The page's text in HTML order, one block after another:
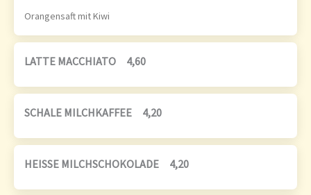
Orangensaft mit Kiwi
LATTE MACCHIATO 4,60
SCHALE MILCHKAFFEE 4,20
HEISSE MILCHSCHOKOLADE 4,20